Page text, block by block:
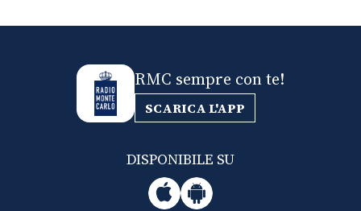
RMC sempre con te!
SCARICA L'APP
DISPONIBILE SU